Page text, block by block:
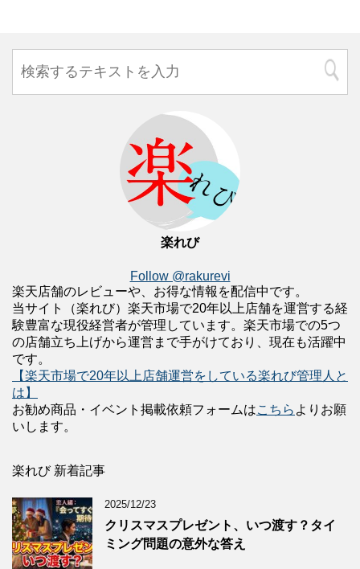
楽れび
Follow @rakurevi
楽天店舗のレビューや、お得な情報を配信中です。
当サイト（楽れび）楽天市場で20年以上店舗を運営する経
験豊富な現役経営者が管理しています。楽天市場での5つ
の店舗立ち上げから運営まで手がけており、現在も活躍中
です。
【楽天市場で20年以上店舗運営をしている楽れび管理人と
は】
お勧め商品・イベント掲載依頼フォームはこちら よりお願
いします。
楽れび 新着記事
2025/12/23
クリスマスプレゼント、いつ渡す？タイ
ミング問題の意外な答え